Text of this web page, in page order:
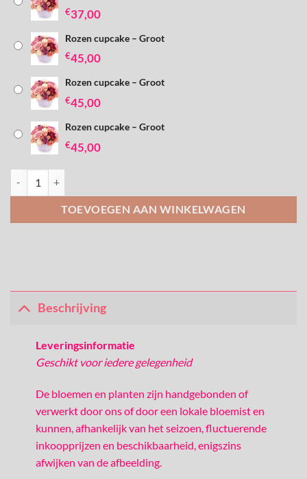
€37,00
Rozen cupcake – Groot
€45,00
Rozen cupcake – Groot
€45,00
Rozen cupcake – Groot
€45,00
TOEVOEGEN AAN WINKELWAGEN
Beschrijving
Leveringsinformatie
Geschikt voor iedere gelegenheid
De bloemen en planten zijn handgebonden of
verwerkt door ons of door een lokale bloemist en
kunnen, afhankelijk van het seizoen, fluctuerende
inkoopprijzen en beschikbaarheid, enigszins
afwijken van de afbeelding.